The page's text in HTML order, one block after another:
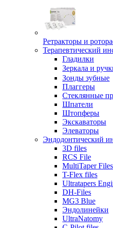
Ретракторы и
Терапевтический
Гладилки
Зеркала и
Зонды зубные
Плаггеры
Стеклянные
Шпатели
Штопферы
Экскаваторы
Элеваторы
Эндодонтический
3D files
RCS File
MultiTaper Files
T-Flex files
Ultratapers
DH-Files
MG3 Blue
Эндолинейки
UltraNatomy